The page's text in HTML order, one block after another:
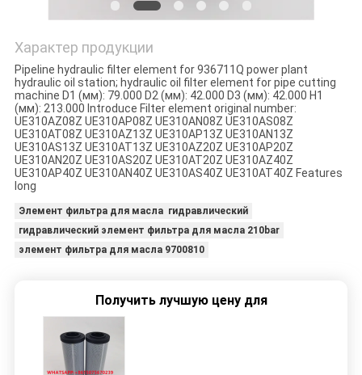
Характер продукции
Pipeline hydraulic filter element for 936711Q power plant
hydraulic oil station; hydraulic oil filter element for pipe cutting
machine D1 (мм): 79.000 D2 (мм): 42.000 D3 (мм): 42.000 H1
(мм): 213.000 Introduce Filter element original number:
UE310AZ08Z UE310AP08Z UE310AN08Z UE310AS08Z
UE310AT08Z UE310AZ13Z UE310AP13Z UE310AN13Z
UE310AS13Z UE310AT13Z UE310AZ20Z UE310AP20Z
UE310AN20Z UE310AS20Z UE310AT20Z UE310AZ40Z
UE310AP40Z UE310AN40Z UE310AS40Z UE310AT40Z Features
long
Элемент фильтра для масла гидравлический
гидравлический элемент фильтра для масла 210bar
элемент фильтра для масла 9700810
Получить лучшую цену для